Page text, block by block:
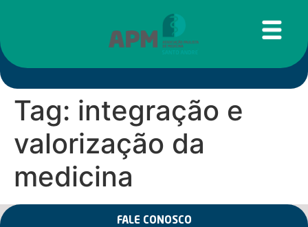
Tag: integração e
valorização da
medicina
FALE CONOSCO